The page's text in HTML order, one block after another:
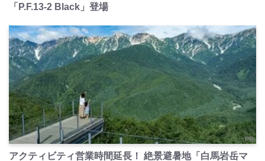
「P.F.13-2 Black」登場
PR
アクティビティ営業時間延長！ 絶景避暑地「白馬岩岳マ